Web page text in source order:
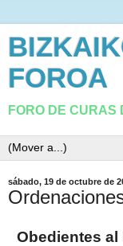
FOROA
FORO DE CURAS
sábado, 19 de octubre de
Obedientes